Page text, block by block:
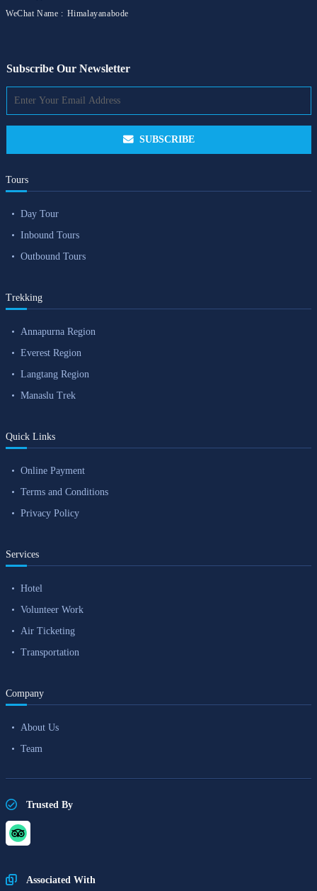
WeChat Name : Himalayanabode
Subscribe Our Newsletter
SUBSCRIBE
Tours
Day Tour
Inbound Tours
Outbound Tours
Trekking
Annapurna Region
Everest Region
Langtang Region
Manaslu Trek
Quick Links
Online Payment
Terms and Conditions
Privacy Policy
Services
Hotel
Volunteer Work
Air Ticketing
Transportation
Company
About Us
Team
Trusted By
Associated With